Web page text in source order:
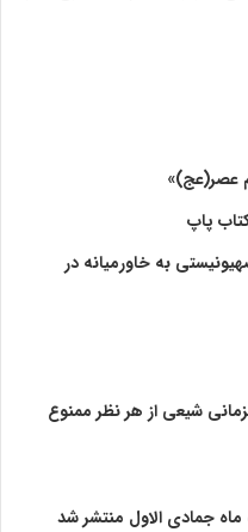
پاپ
به خاورمیانه در
شیعی از هر نظر ممنوع
ماه جمادی الاول منتشر شد